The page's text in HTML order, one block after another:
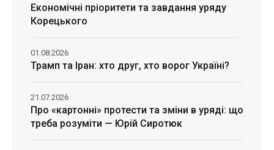
Економічні пріоритети та завдання уряду
Корецького
Трамп та Іран: хто друг, хто ворог Україні?
01.08.2026
Про «картонні» протести та зміни в уряді: що
треба розуміти — Юрій Сиротюк
21.07.2026